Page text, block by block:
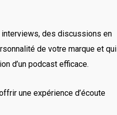
des discussions en
de votre marque et qui
d’un podcast efficace.
une expérience d’écoute